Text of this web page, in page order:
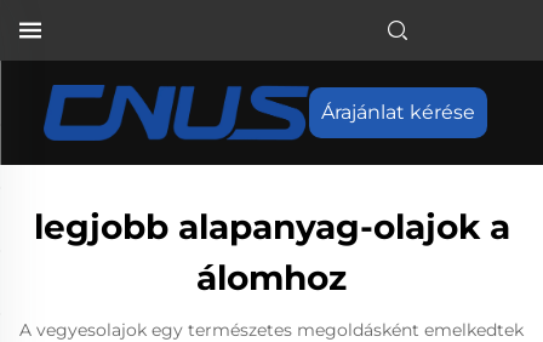
Árajánlat kérése
legjobb alapanyag-olajok a
álomhoz
A vegyesolajok egy természetes megoldásként emelkedtek